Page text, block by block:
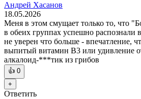
Андрей Хасанов
18.05.2026
Меня в этом смущает только то, что
в обеих группах успешно
не уверен что больше - впечатление,
выпитый витамин В3 или удивление
алкалоид-***тик из грибов
👍 0
+
Ответить